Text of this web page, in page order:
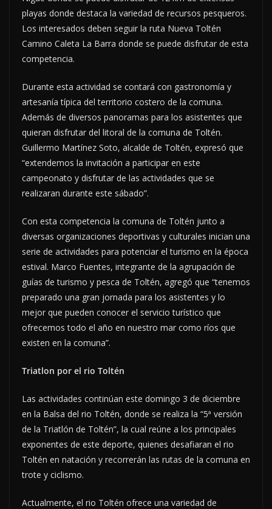
playas donde destaca la variedad de recursos pesqueros.
Los interesados deben seguir la ruta Nueva Toltén
Camino Caleta La Barra donde se puede disfrutar de esta
competencia.
Durante esta actividad se contará con gastronomía y
artesanía típica del territorio costero de la comuna.
Además de diversos panoramas para los asistentes que
quieran disfrutar del litoral de la comuna de Toltén.
Guillermo Martínez Soto, alcalde de Toltén, expresó que
“extendemos la invitación a participar en este
campeonato y disfrutar de las actividades que se
realizaran durante este sábado”.
Con esta competencia la comuna de Toltén junto a
diversas organizaciones deportivas y culturales inician una
serie de actividades para potenciar el turismo en la época
estival. Marco Fuentes, integrante de la agrupación de
guías de turismo y pesca de Toltén, agregó que “tenemos
preparado una gran jornada para los asistentes y lo
mejor que pueden conocer el servicio turístico que
ofrecemos todo el año en nuestro mar como ríos que
existen en la comuna”.
Triatlon por el rio Toltén
Las actividades continúan este domingo 3 de diciembre
en la Balsa del rio Toltén, donde se realiza la “5ª versión
de la Triatlón de Toltén”, la cual reúne a los principales
exponentes de este deporte, quienes desafiaran el rio
Toltén en natación y recorrerán las rutas de la comuna en
trote y ciclismo.
Actualmente, el rio Toltén ofrece una variedad de